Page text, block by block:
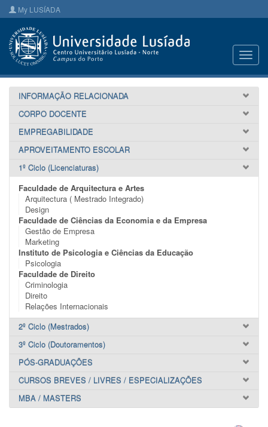
My LUSÍADA
INFORMAÇÃO RELACIONADA
CORPO DOCENTE
EMPREGABILIDADE
APROVEITAMENTO ESCOLAR
1º Ciclo (Licenciaturas)
Faculdade de Arquitectura e Artes
Arquitectura ( Mestrado Integrado)
Design
Faculdade de Ciências da Economia e da Empresa
Gestão de Empresa
Marketing
Instituto de Psicologia e Ciências da Educação
Psicologia
Faculdade de Direito
Criminologia
Direito
Relações Internacionais
2º Ciclo (Mestrados)
3º Ciclo (Doutoramentos)
PÓS-GRADUAÇÕES
CURSOS BREVES / LIVRES / ESPECIALIZAÇÕES
MBA / MASTERS